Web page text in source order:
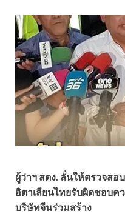
ผู้ว่าฯ สตง. ลั่นให้ตรวจสอ
อิตาเลียนไทยรับผิดชอบค
บริษัทจีนร่วมสร้าง